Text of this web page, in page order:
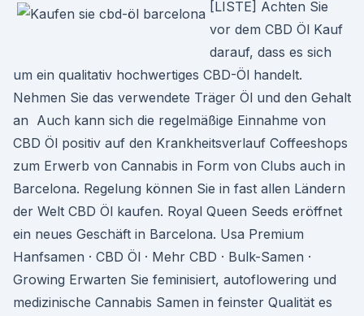
[LISTE] Achten Sie
vor dem CBD Öl Kauf
darauf, dass es sich
um ein qualitativ hochwertiges CBD-Öl handelt.
Nehmen Sie das verwendete Träger Öl und den Gehalt
an Auch kann sich die regelmäßige Einnahme von
CBD Öl positiv auf den Krankheitsverlauf Coffeeshops
zum Erwerb von Cannabis in Form von Clubs auch in
Barcelona. Regelung können Sie in fast allen Ländern
der Welt CBD Öl kaufen. Royal Queen Seeds eröffnet
ein neues Geschäft in Barcelona. Usa Premium
Hanfsamen · CBD Öl · Mehr CBD · Bulk-Samen ·
Growing Erwarten Sie feminisiert, autoflowering und
medizinische Cannabis Samen in feinster Qualität es